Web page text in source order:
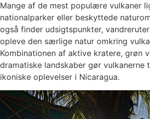
Mange af de mest populære vulkaner
nationalparker eller beskyttede
også finder udsigtspunkter,
opleve den særlige natur omkring
Kombinationen af aktive kratere, grøn
dramatiske landskaber gør vulkanerne
ikoniske oplevelser i Nicaragua.